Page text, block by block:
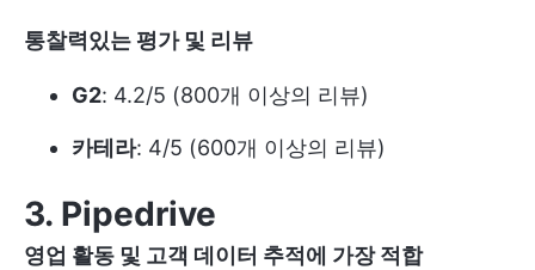
통찰력있는 평가 및 리뷰
G2: 4.2/5 (800개 이상의 리뷰)
카테라: 4/5 (600개 이상의 리뷰)
3. Pipedrive
영업 활동 및 고객 데이터 추적에 가장 적합